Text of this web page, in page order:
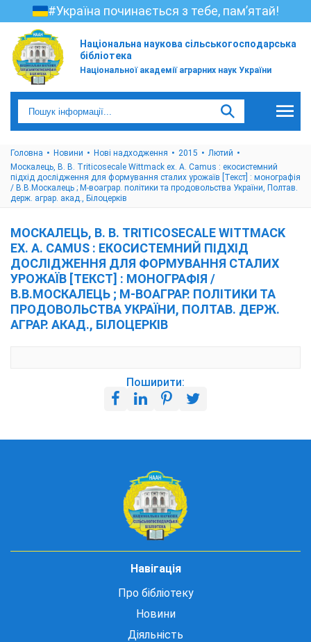
#Україна починається з тебе, пам’ятай!
Національна наукова сільськогосподарська
бібліотека
Національної академії аграрних наук України
Головна Новини Нові надходження 2015
Лютий
Москалець, В. В. Triticosecale Wittmack ex. A. Camus : екосистемний
підхід дослідження для формування сталих урожаїв [Текст] : монографія
/ В.В.Москалець ; М-воаграр. політики та продовольства України, Полтав.
держ. аграр. акад., Білоцерків
МОСКАЛЕЦЬ, В. В. TRITICOSECALE WITTMACK
EX. A. CAMUS : ЕКОСИСТЕМНИЙ ПІДХІД
ДОСЛІДЖЕННЯ ДЛЯ ФОРМУВАННЯ СТАЛИХ
УРОЖАЇВ [ТЕКСТ] : МОНОГРАФІЯ /
В.В.МОСКАЛЕЦЬ ; М-ВОАГРАР. ПОЛІТИКИ ТА
ПРОДОВОЛЬСТВА УКРАЇНИ, ПОЛТАВ. ДЕРЖ.
АГРАР. АКАД., БІЛОЦЕРКІВ
Поширити:
Навігація
Про бібліотеку
Новини
Діяльність